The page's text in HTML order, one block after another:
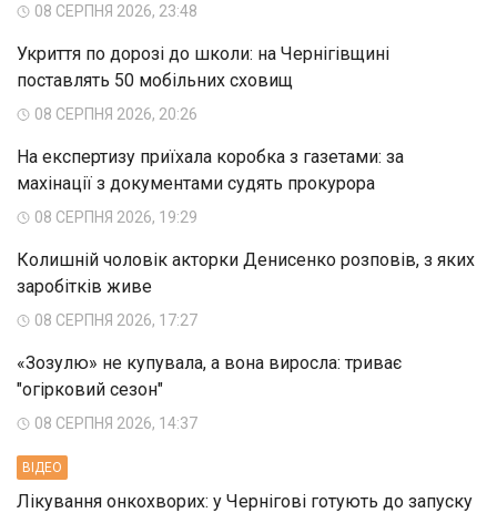
08 СЕРПНЯ 2026, 23:48
Укриття по дорозі до школи: на Чернігівщині
поставлять 50 мобільних сховищ
08 СЕРПНЯ 2026, 20:26
На експертизу приїхала коробка з газетами: за
махінації з документами судять прокурора
08 СЕРПНЯ 2026, 19:29
Колишній чоловік акторки Денисенко розповів, з яких
заробітків живе
08 СЕРПНЯ 2026, 17:27
«Зозулю» не купувала, а вона виросла: триває
"огірковий сезон"
08 СЕРПНЯ 2026, 14:37
ВIДЕО
Лікування онкохворих: у Чернігові готують до запуску